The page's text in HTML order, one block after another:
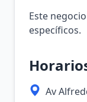
Este
específicos.
Av